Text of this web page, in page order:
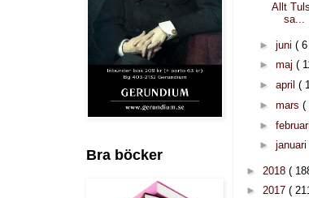
Bra böcker
Allt
sa...
► juni (
► maj (
► april (
► mars (
►
► januari
► 2018 (
► 2017 (